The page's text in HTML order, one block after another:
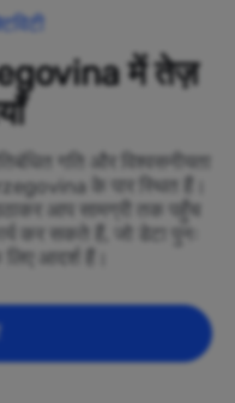
में तेज़
गति और विश्वसनीयता
के पार स्थित हैं।
आप सामग्री तक पहुँच
कर सकते हैं, जो डेटा पुनः
आदर्श हैं।